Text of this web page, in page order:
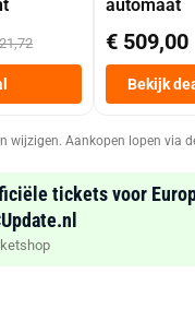
automaat
€ 509,00
Bekijk
wijzigen. Aankopen lopen via
tickets voor